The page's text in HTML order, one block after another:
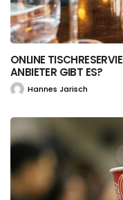
ONLINE
ANBIETER GIBT ES?
Hannes Jarisch